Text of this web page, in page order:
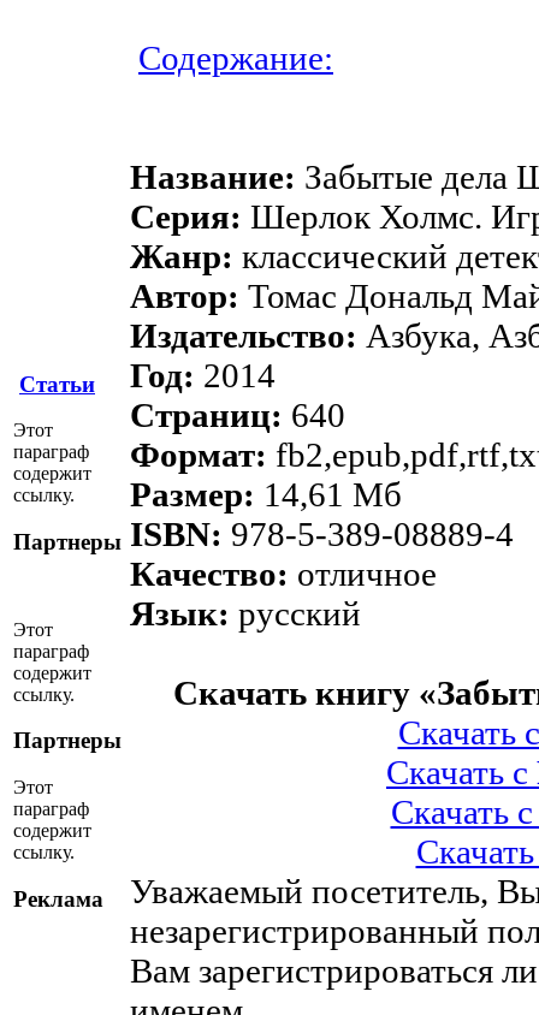
Статьи
Этот
параграф
содержит
ссылку.
Партнеры
Этот
параграф
содержит
ссылку.
Партнеры
Этот
параграф
содержит
ссылку.
Реклама
Содержание:
Название: Забытые дела
Серия: Шерлок Холмс.
Жанр: классический
Автор: Томас Дональд
Издательство: Азбука,
Год: 2014
Страниц: 640
Формат:
Размер: 14,61 Мб
ISBN: 978-5-389-08889-4
Качество: отличное
Язык: русский
Скачать книгу
Скачать
Скачать с
Скачать
Уважаемый посетитель,
незарегистрированный
Вам зарегистрироваться